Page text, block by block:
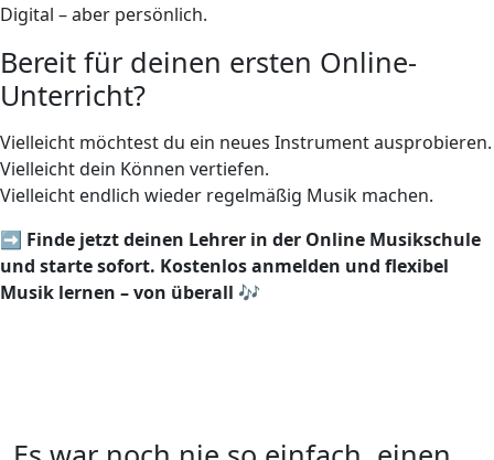
Digital – aber persönlich.
Bereit für deinen ersten Online-
Unterricht?
Vielleicht möchtest du ein neues Instrument ausprobieren.
Vielleicht dein Können vertiefen.
Vielleicht endlich wieder regelmäßig Musik machen.
➡️ Finde jetzt deinen Lehrer in der Online Musikschule
und starte sofort. Kostenlos anmelden und flexibel
Musik lernen – von überall 🎶